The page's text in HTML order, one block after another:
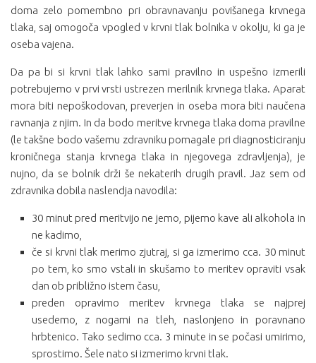
doma zelo pomembno pri obravnavanju povišanega krvnega
tlaka, saj omogoča vpogled v krvni tlak bolnika v okolju, ki ga je
oseba vajena.
Da pa bi si krvni tlak lahko sami pravilno in uspešno izmerili
potrebujemo v prvi vrsti ustrezen merilnik krvnega tlaka. Aparat
mora biti nepoškodovan, preverjen in oseba mora biti naučena
ravnanja z njim. In da bodo meritve krvnega tlaka doma pravilne
(le takšne bodo vašemu zdravniku pomagale pri diagnosticiranju
kroničnega stanja krvnega tlaka in njegovega zdravljenja), je
nujno, da se bolnik drži še nekaterih drugih pravil. Jaz sem od
zdravnika dobila naslendja navodila:
30 minut pred meritvijo ne jemo, pijemo kave ali alkohola in
ne kadimo,
če si krvni tlak merimo zjutraj, si ga izmerimo cca. 30 minut
po tem, ko smo vstali in skušamo to meritev opraviti vsak
dan ob približno istem času,
preden opravimo meritev krvnega tlaka se najprej
usedemo, z nogami na tleh, naslonjeno in poravnano
hrbtenico. Tako sedimo cca. 3 minute in se počasi umirimo,
sprostimo. Šele nato si izmerimo krvni tlak.